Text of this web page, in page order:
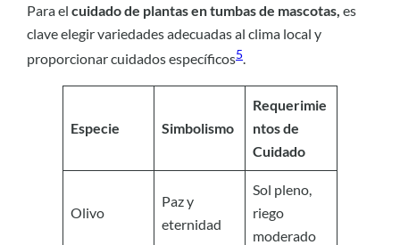
Para el cuidado de plantas en tumbas de mascotas, es
clave elegir variedades adecuadas al clima local y
proporcionar cuidados específicos5.
Especie Simbolismo
Requerimie
ntos de
Cuidado
Olivo
Paz y
eternidad
Sol pleno,
riego
moderado